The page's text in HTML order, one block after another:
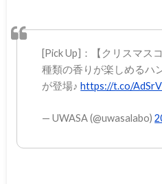
[Pick Up]：【クリスマス
種類の香りが楽しめるハ
が登場♪https://t.co/
— UWASA (@uwasalabo)